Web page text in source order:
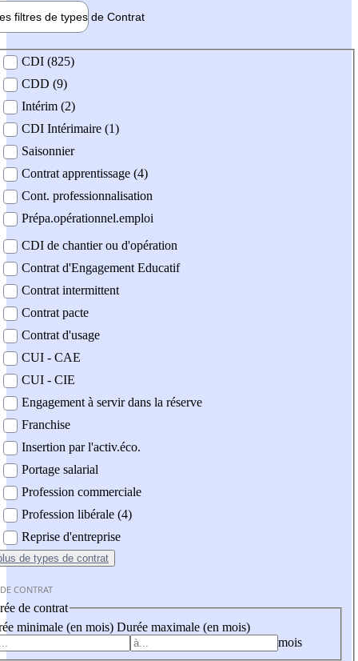
filtres de types de Contrat
contrat
CDI (825)
CDD (9)
Intérim (2)
CDI Intérimaire (1)
Saisonnier
Contrat apprentissage (4)
Cont. professionnalisation
Prépa.opérationnel.emploi
CDI de chantier ou d'opération
Contrat d'Engagement Educatif
Contrat intermittent
Contrat pacte
Contrat d'usage
CUI - CAE
CUI - CIE
Engagement à servir dans la réserve
Franchise
Insertion par l'activ.éco.
Portage salarial
Profession commerciale
Profession libérale (4)
Reprise d'entreprise
de types de contrat
CONTRAT
de contrat
minimale (en mois) Durée maximale (en mois)
mois